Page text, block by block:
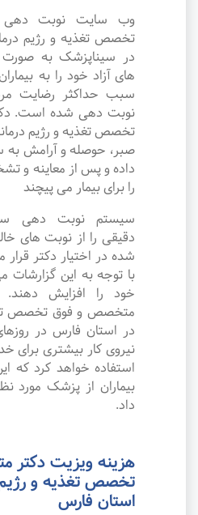
وب سایت نوبت
تخصص تغذیه و رژیم
در سیناپزشک به
های آزاد خود را به
سبب حداکثر رضایت
نوبت دهی شده است.
تخصص تغذیه و رژیم
صبر، حوصله و آرامش به
داده و پس از معاینه و
را برای بیمار می پیچند
سیستم نوبت دهی
دقیقی را از نوبت های
شده در اختیار دکتر
با توجه به این گزارشات
خود را افزایش دهند.
متخصص و فوق تخصص
در استان فارس در
نیروی کار بیشتری برای
استفاده خواهد کرد که
بیماران از پزشک مورد
داد.
هزینه ویزیت
تخصص تغذیه و رژیم
استان فارس